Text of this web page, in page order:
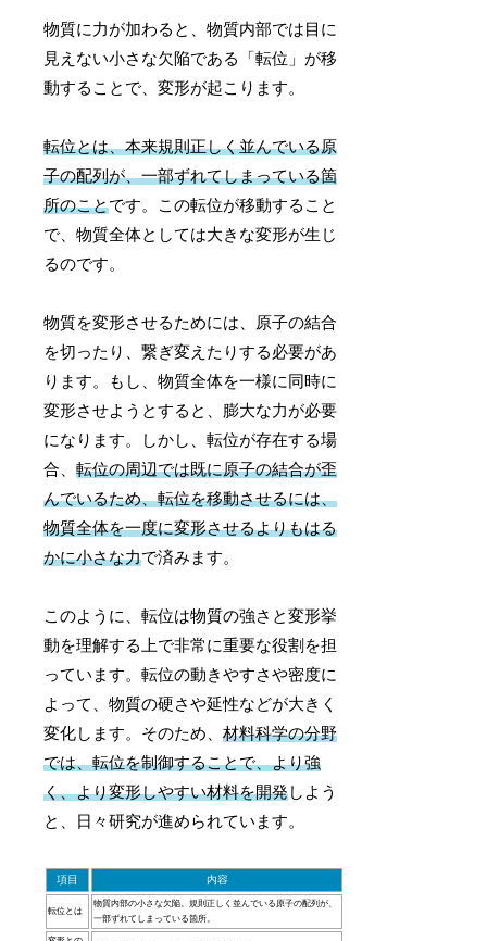
物質に力が加わると、物質内部では目に
見えない小さな欠陥である「転位」が移
動することで、変形が起こります。
転位とは、本来規則正しく並んでいる原
子の配列が、一部ずれてしまっている箇
所のことです。この転位が移動すること
で、物質全体としては大きな変形が生じ
るのです。
物質を変形させるためには、原子の結合
を切ったり、繋ぎ変えたりする必要があ
ります。もし、物質全体を一様に同時に
変形させようとすると、膨大な力が必要
になります。しかし、転位が存在する場
合、転位の周辺では既に原子の結合が歪
んでいるため、転位を移動させるには、
物質全体を一度に変形させるよりもはる
かに小さな力で済みます。
このように、転位は物質の強さと変形挙
動を理解する上で非常に重要な役割を担
っています。転位の動きやすさや密度に
よって、物質の硬さや延性などが大きく
変化します。そのため、材料科学の分野
では、転位を制御することで、より強
く、より変形しやすい材料を開発しよう
と、日々研究が進められています。
項目 内容
転位とは
物質内部の小さな欠陥。規則正しく並んでいる原子の配列が、
一部ずれてしまっている箇所。